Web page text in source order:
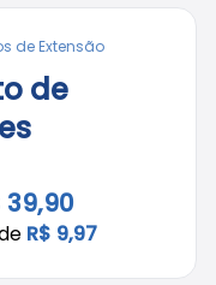
de Extensão
de
39,90
R$ 9,97